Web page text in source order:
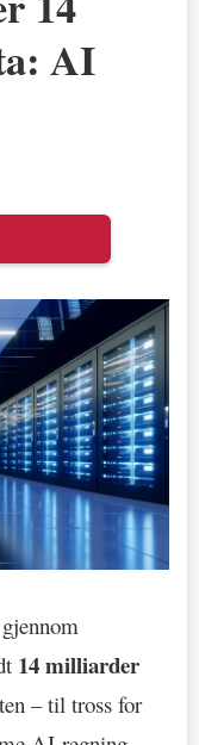
AI
gjennom
14 milliarder
– til tross for